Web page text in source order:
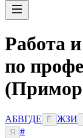
Работа
по
АБВГДЕ Ё ЖЗИ
Я
#